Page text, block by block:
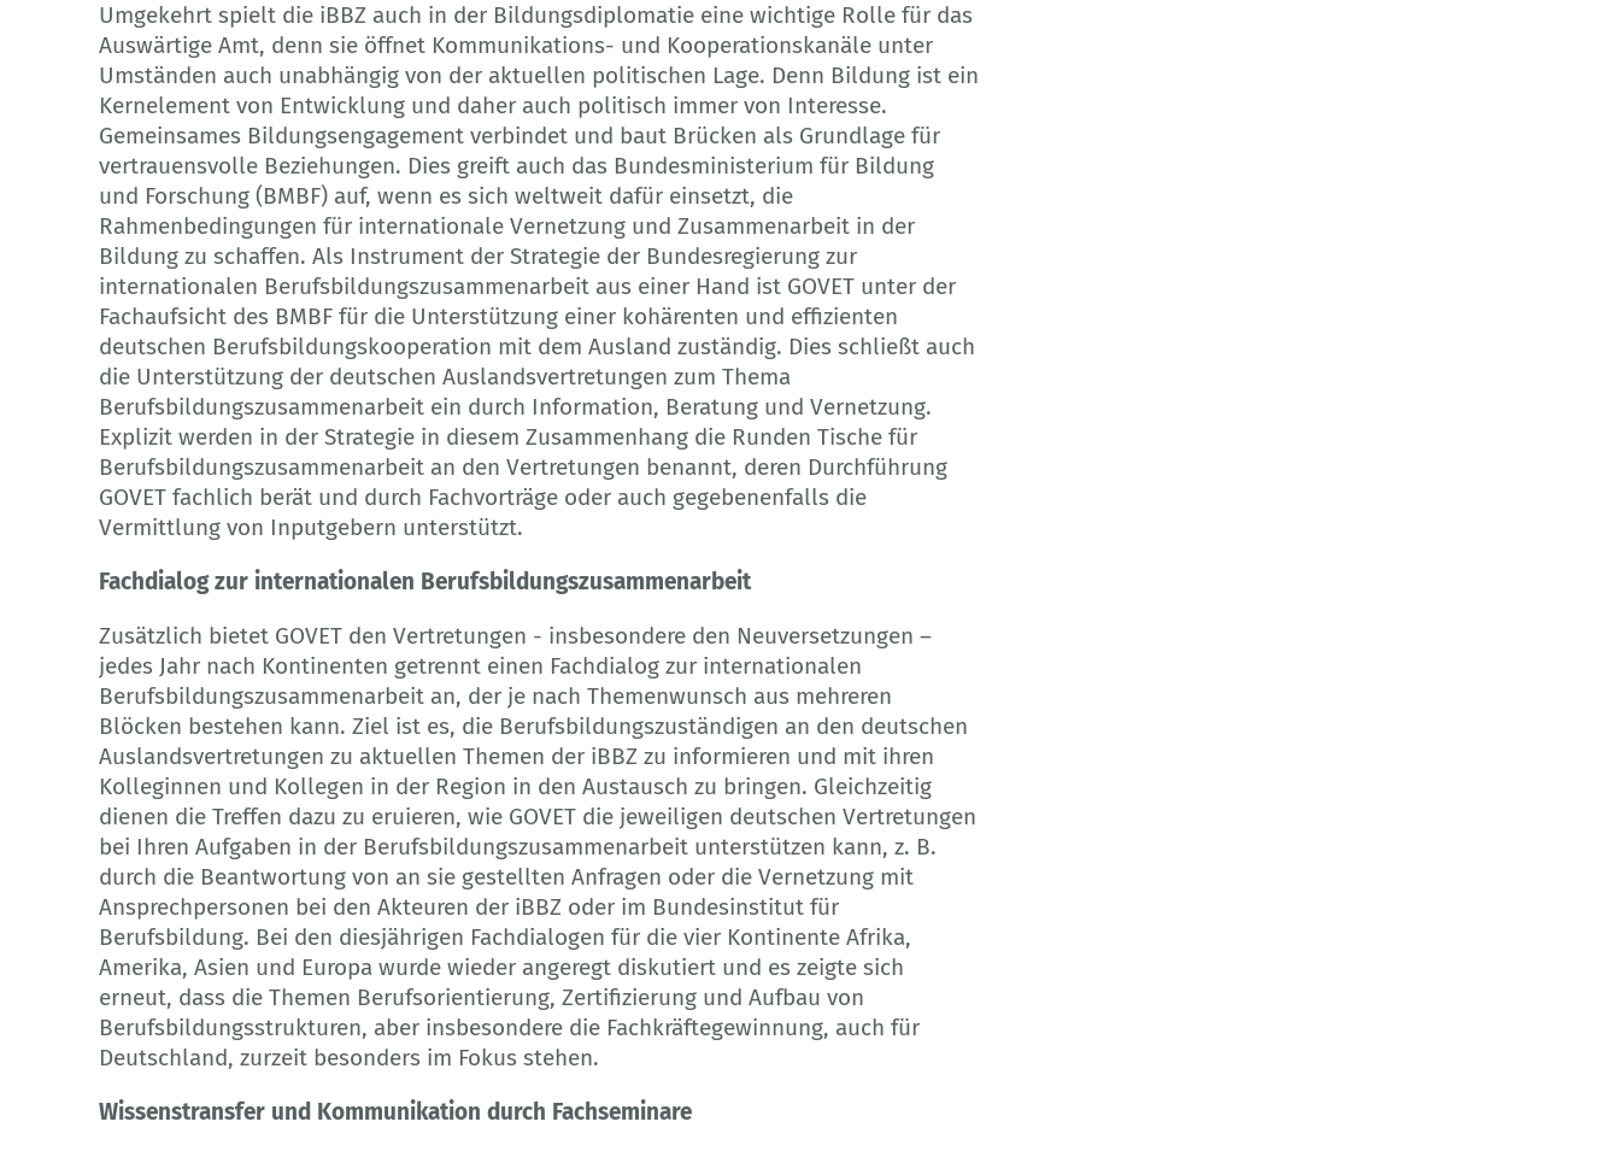
Umgekehrt spielt die iBBZ auch in der Bildungsdiplomatie eine wichtige Rolle für das
Auswärtige Amt, denn sie öffnet Kommunikations- und Kooperationskanäle unter
Umständen auch unabhängig von der aktuellen politischen Lage. Denn Bildung ist ein
Kernelement von Entwicklung und daher auch politisch immer von Interesse.
Gemeinsames Bildungsengagement verbindet und baut Brücken als Grundlage für
vertrauensvolle Beziehungen. Dies greift auch das Bundesministerium für Bildung
und Forschung (BMBF) auf, wenn es sich weltweit dafür einsetzt, die
Rahmenbedingungen für internationale Vernetzung und Zusammenarbeit in der
Bildung zu schaffen. Als Instrument der Strategie der Bundesregierung zur
internationalen Berufsbildungszusammenarbeit aus einer Hand ist GOVET unter der
Fachaufsicht des BMBF für die Unterstützung einer kohärenten und effizienten
deutschen Berufsbildungskooperation mit dem Ausland zuständig. Dies schließt auch
die Unterstützung der deutschen Auslandsvertretungen zum Thema
Berufsbildungszusammenarbeit ein durch Information, Beratung und Vernetzung.
Explizit werden in der Strategie in diesem Zusammenhang die Runden Tische für
Berufsbildungszusammenarbeit an den Vertretungen benannt, deren Durchführung
GOVET fachlich berät und durch Fachvorträge oder auch gegebenenfalls die
Vermittlung von Inputgebern unterstützt.
Fachdialog zur internationalen Berufsbildungszusammenarbeit
Zusätzlich bietet GOVET den Vertretungen - insbesondere den Neuversetzungen –
jedes Jahr nach Kontinenten getrennt einen Fachdialog zur internationalen
Berufsbildungszusammenarbeit an, der je nach Themenwunsch aus mehreren
Blöcken bestehen kann. Ziel ist es, die Berufsbildungszuständigen an den deutschen
Auslandsvertretungen zu aktuellen Themen der iBBZ zu informieren und mit ihren
Kolleginnen und Kollegen in der Region in den Austausch zu bringen. Gleichzeitig
dienen die Treffen dazu zu eruieren, wie GOVET die jeweiligen deutschen Vertretungen
bei Ihren Aufgaben in der Berufsbildungszusammenarbeit unterstützen kann, z. B.
durch die Beantwortung von an sie gestellten Anfragen oder die Vernetzung mit
Ansprechpersonen bei den Akteuren der iBBZ oder im Bundesinstitut für
Berufsbildung. Bei den diesjährigen Fachdialogen für die vier Kontinente Afrika,
Amerika, Asien und Europa wurde wieder angeregt diskutiert und es zeigte sich
erneut, dass die Themen Berufsorientierung, Zertifizierung und Aufbau von
Berufsbildungsstrukturen, aber insbesondere die Fachkräftegewinnung, auch für
Deutschland, zurzeit besonders im Fokus stehen.
Wissenstransfer und Kommunikation durch Fachseminare